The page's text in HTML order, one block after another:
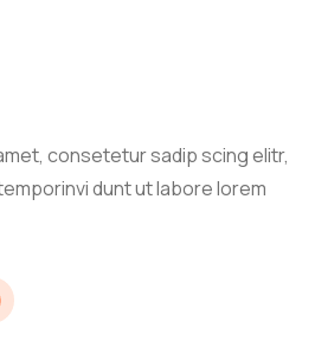
consetetur sadip scing elitr,
dunt ut labore lorem
YouTube